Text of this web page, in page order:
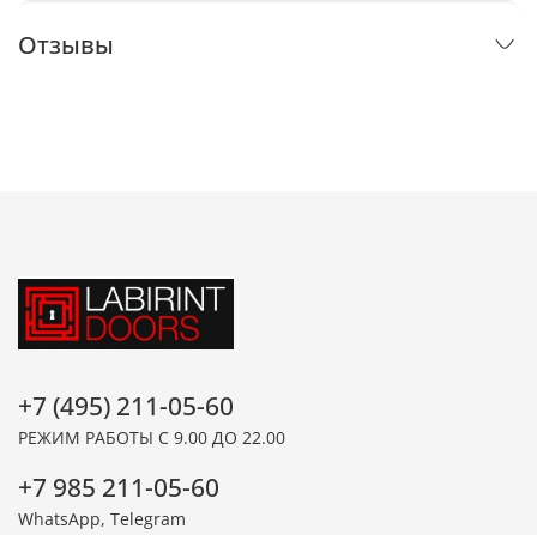
Отзывы
+7 (495) 211-05-60
РЕЖИМ РАБОТЫ С 9.00 ДО 22.00
+7 985 211-05-60
WhatsApp, Telegram